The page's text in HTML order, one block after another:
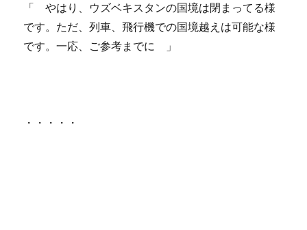
「 やはり、ウズベキスタンの国境は閉まってる様
です。ただ、列車、飛行機での国境越えは可能な様
です。一応、ご参考までに 」
・・・・・